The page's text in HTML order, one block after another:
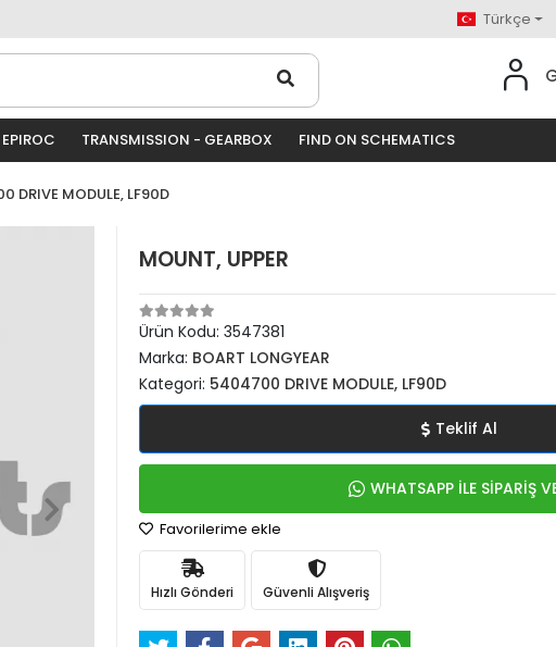
Türkçe
TRANSMISSION - GEARBOX FIND ON SCHEMATICS
DRIVE MODULE, LF90D
MOUNT, UPPER
Ürün Kodu: 3547381
Marka: BOART LONGYEAR
Kategori: 5404700 DRIVE MODULE, LF90D
Teklif Al
WHATSAPP İLE SİPARİŞ
Favorilerime ekle
Hızlı Gönderi Güvenli Alışveriş